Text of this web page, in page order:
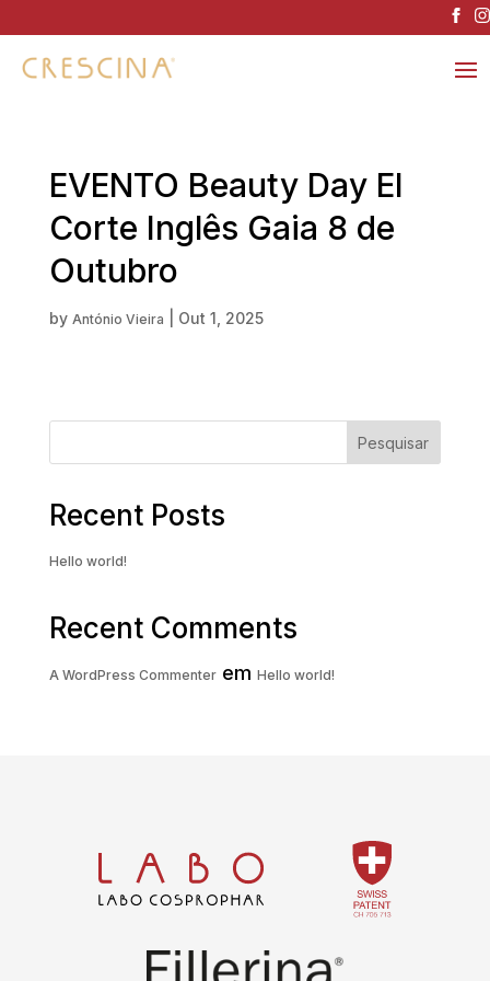
EVENTO Beauty Day El
Corte Inglês Gaia 8 de
Outubro
by António Vieira Out 1, 2025
Pesquisar
Recent Posts
Hello world!
Recent Comments
A WordPress Commenterem Hello world!